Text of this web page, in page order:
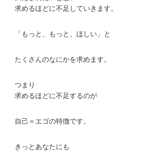
求めるほどに不足していきます。
「もっと、もっと、ほしい」と
たくさんのなにかを求めます。
つまり
求めるほどに不足するのが
自己＝エゴの特徴です。
きっとあなたにも